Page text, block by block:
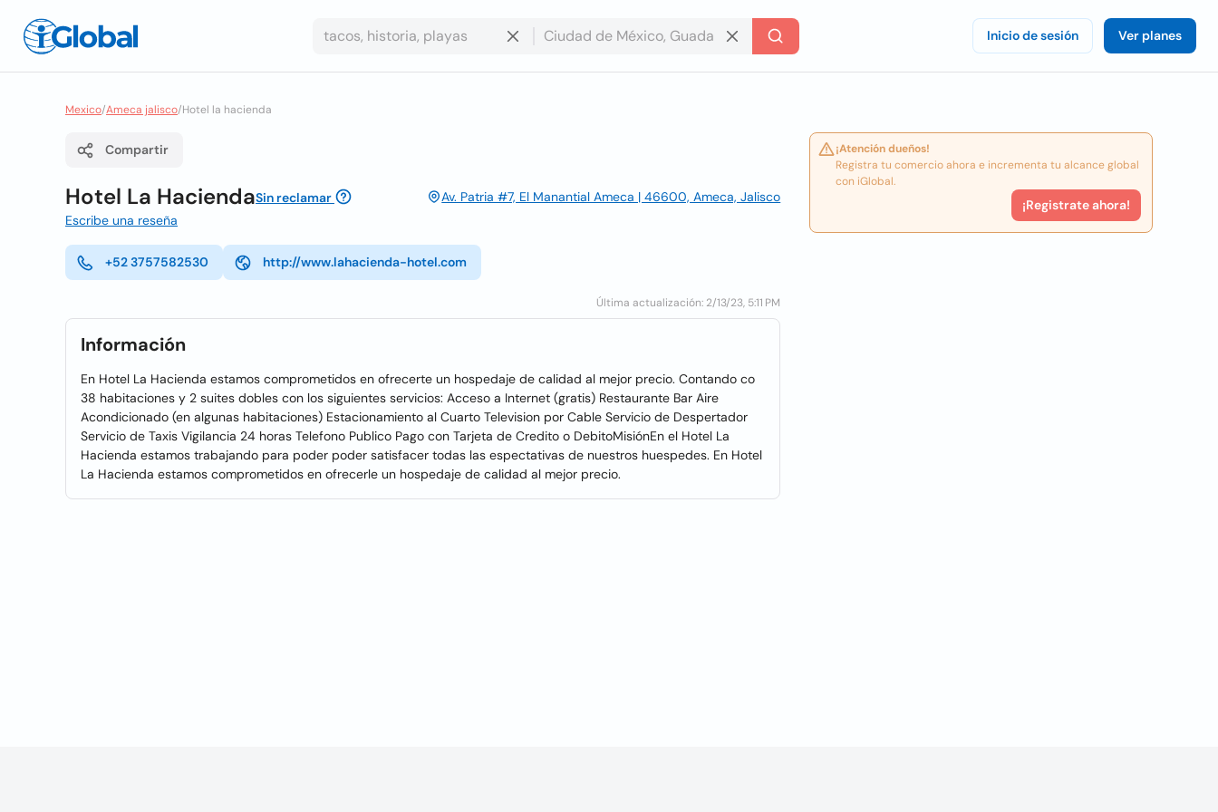
Inicio de sesión Ver planes
Mexico/Ameca jalisco/Hotel la hacienda
Compartir
Hotel La HaciendaSin reclamar
Av. Patria #7, El Manantial Ameca | 46600, Ameca, Jalisco
Escribe una reseña
+52 3757582530 http://www.lahacienda-hotel.com
Última actualización: 2/13/23, 5:11 PM
Información
En Hotel La Hacienda estamos comprometidos en ofrecerte un hospedaje de calidad al mejor precio. Contando co
38 habitaciones y 2 suites dobles con los siguientes servicios: Acceso a Internet (gratis) Restaurante Bar Aire
Acondicionado (en algunas habitaciones) Estacionamiento al Cuarto Television por Cable Servicio de Despertador
Servicio de Taxis Vigilancia 24 horas Telefono Publico Pago con Tarjeta de Credito o DebitoMisiónEn el Hotel La
Hacienda estamos trabajando para poder poder satisfacer todas las espectativas de nuestros huespedes. En Hotel
La Hacienda estamos comprometidos en ofrecerle un hospedaje de calidad al mejor precio.
¡Atención dueños!
Registra tu comercio ahora e incrementa tu alcance global
con iGlobal.
¡Registrate ahora!